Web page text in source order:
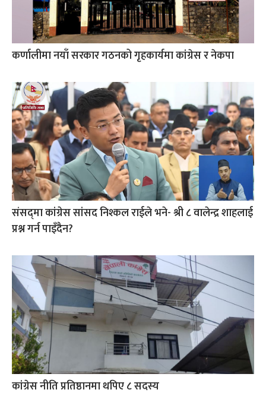
कर्णालीमा नयाँ सरकार गठनको गृहकार्यमा कांग्रेस र नेकपा
संसद्‍मा कांग्रेस सांसद निश्कल राईले भने- श्री ८ वालेन्द्र शाहलाई
प्रश्न गर्न पाइँदैन?
कांग्रेस नीति प्रतिष्ठानमा थपिए ८ सदस्य